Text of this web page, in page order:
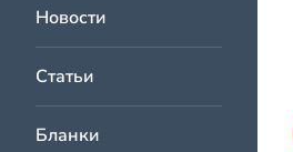
Новости
Статьи
Бланки